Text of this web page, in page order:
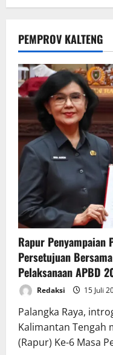
PEMPROV KALTENG
Rapur Penyampaian
Persetujuan
Pelaksanaan APBD
Redaksi 15 Juli
Palangka Raya,
Kalimantan Tengah
(Rapur) Ke-6 Masa